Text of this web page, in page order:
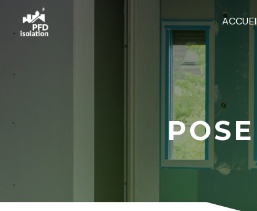
Panneau de gestion des cookies